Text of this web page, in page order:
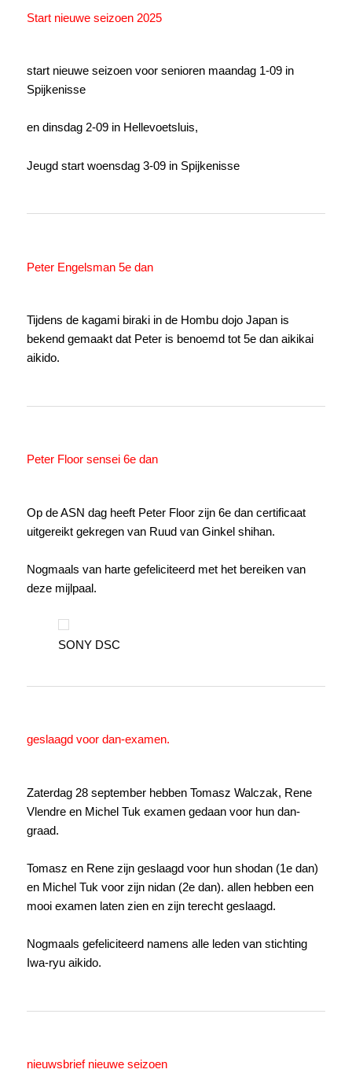
Start nieuwe seizoen 2025
start nieuwe seizoen voor senioren maandag 1-09 in
Spijkenisse
en dinsdag 2-09 in Hellevoetsluis,
Jeugd start woensdag 3-09 in Spijkenisse
Peter Engelsman 5e dan
Tijdens de kagami biraki in de Hombu dojo Japan is
bekend gemaakt dat Peter is benoemd tot 5e dan aikikai
aikido.
Peter Floor sensei 6e dan
Op de ASN dag heeft Peter Floor zijn 6e dan certificaat
uitgereikt gekregen van Ruud van Ginkel shihan.
Nogmaals van harte gefeliciteerd met het bereiken van
deze mijlpaal.
SONY DSC
geslaagd voor dan-examen.
Zaterdag 28 september hebben Tomasz Walczak, Rene
Vlendre en Michel Tuk examen gedaan voor hun dan-
graad.
Tomasz en Rene zijn geslaagd voor hun shodan (1e dan)
en Michel Tuk voor zijn nidan (2e dan). allen hebben een
mooi examen laten zien en zijn terecht geslaagd.
Nogmaals gefeliciteerd namens alle leden van stichting
Iwa-ryu aikido.
nieuwsbrief nieuwe seizoen